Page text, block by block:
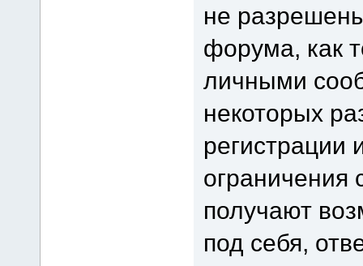
не
форума, как
личными
некоторых
регистрации
ограничения
получают
под себя,